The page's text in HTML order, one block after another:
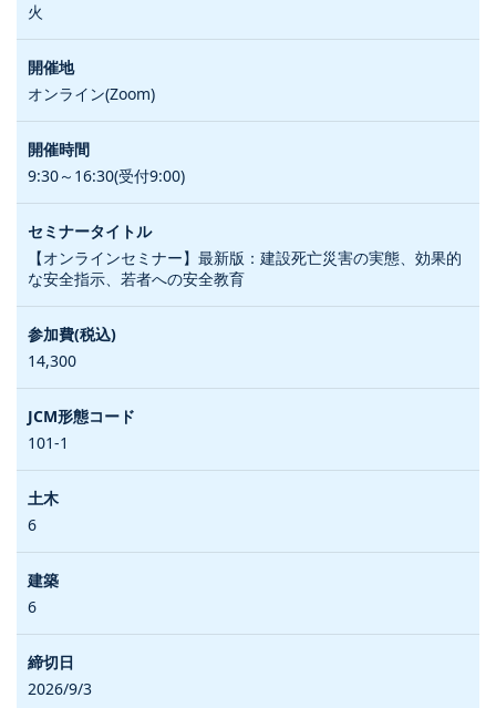
火
オンライン(Zoom)
9:30～16:30(受付9:00)
【オンラインセミナー】最新版：建設死亡災害の実態、効果的
な安全指示、若者への安全教育
14,300
101-1
6
6
2026/9/3